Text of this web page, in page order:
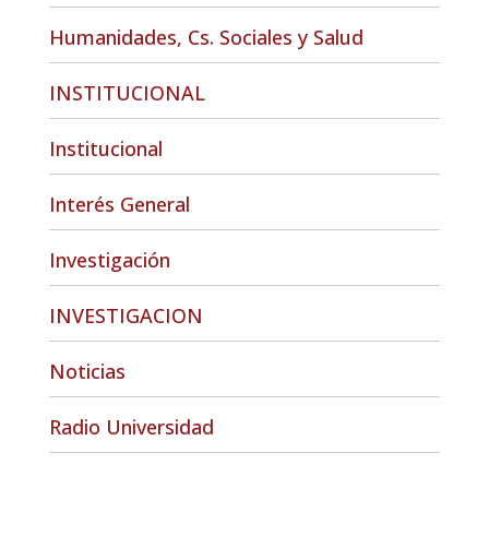
Humanidades, Cs. Sociales y Salud
INSTITUCIONAL
Institucional
Interés General
Investigación
INVESTIGACION
Noticias
Radio Universidad